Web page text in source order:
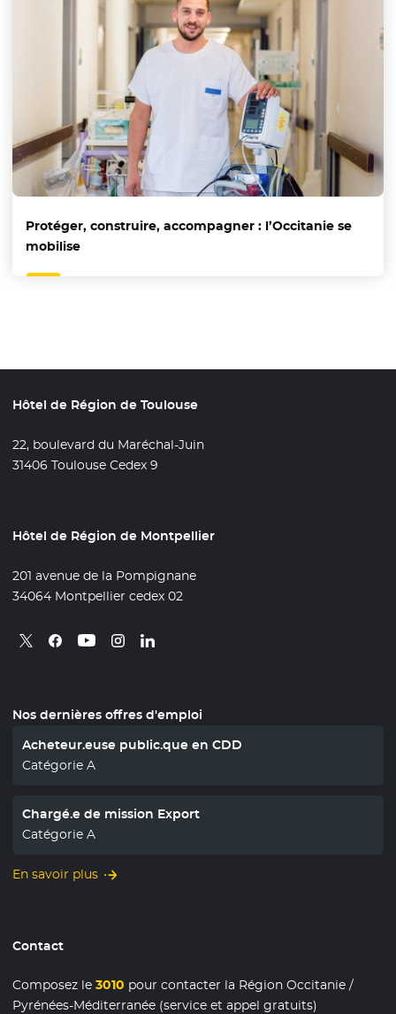
Protéger, construire, accompagner : l’Occitanie se
mobilise
Hôtel de Région de Toulouse
22, boulevard du Maréchal-Juin
31406 Toulouse Cedex 9
Hôtel de Région de Montpellier
201 avenue de la Pompignane
34064 Montpellier cedex 02
Retrouvez nous sur X
- Nouvelle fenêtre
Retrouvez nous sur Facebook
- Nouvelle fenêtre
Retrouvez nous sur Youtube
- Nouvelle fenêtre
Retrouvez nous sur Instagram
- Nouvelle fenêtre
Retrouvez nous sur Linkedin
- Nouvelle fenêtre
Nos dernières offres d'emploi
Acheteur.euse public.que en CDD
Catégorie A
Chargé.e de mission Export
Catégorie A
En savoir plus
Contact
Composez le3010 pour contacter la Région Occitanie /
Pyrénées-Méditerranée (service et appel gratuits)